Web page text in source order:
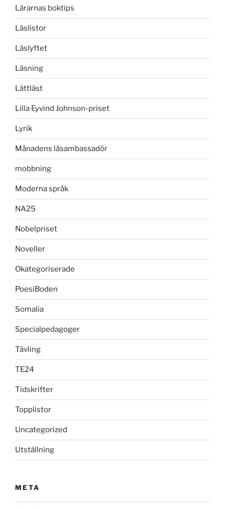
Lärarnas boktips
Läslistor
Läslyftet
Läsning
Lättläst
Lilla Eyvind Johnson-priset
Lyrik
Månadens läsambassadör
mobbning
Moderna språk
NA25
Nobelpriset
Noveller
Okategoriserade
PoesiBoden
Somalia
Specialpedagoger
Tävling
TE24
Tidskrifter
Topplistor
Uncategorized
Utställning
META